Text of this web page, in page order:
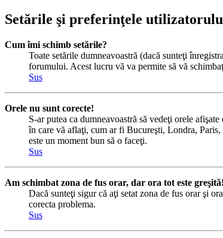
Setările şi preferinţele
Cum îmi schimb setările?
Toate setările dumneavoastră (dacă sunteţi
forumului. Acest lucru vă va permite să vă
Sus
Orele nu sunt corecte!
S-ar putea ca dumneavoastră să vedeţi orele
în care vă aflaţi, cum ar fi Bucureşti, Londra,
este un moment bun să o faceţi.
Sus
Am schimbat zona de fus orar, dar ora tot este greşită!
Dacă sunteţi sigur că aţi setat zona de fus orar şi
corecta problema.
Sus